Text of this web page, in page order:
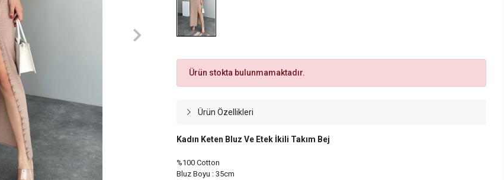
Ürün stokta bulunmamaktadır.
Ürün Özellikleri
Kadın Keten Bluz Ve Etek İkili Takım Bej
%100 Cotton
Bluz Boyu : 35cm